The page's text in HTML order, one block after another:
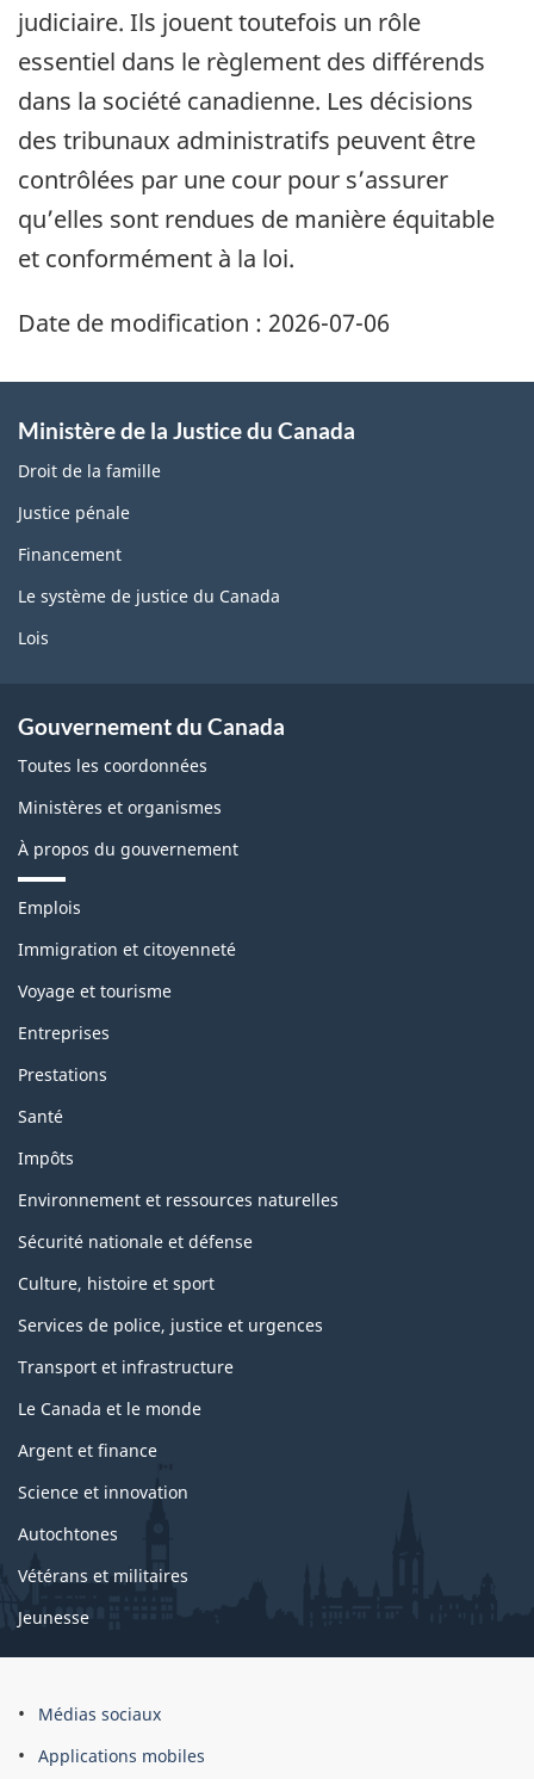
judiciaire. Ils jouent toutefois un rôle
essentiel dans le règlement des différends
dans la société canadienne. Les décisions
des tribunaux administratifs peuvent être
contrôlées par une cour pour s’assurer
qu’elles sont rendues de manière équitable
et conformément à la loi.
Date de modification : 2026-07-06
Ministère de la Justice du Canada
Droit de la famille
Justice pénale
Financement
Le système de justice du Canada
Lois
Gouvernement du Canada
Toutes les coordonnées
Ministères et organismes
À propos du gouvernement
T
è
e
e
t
s
u
e
s
Emplois
Immigration et citoyenneté
Voyage et tourisme
Entreprises
Prestations
Santé
Impôts
Environnement et ressources naturelles
Sécurité nationale et défense
Culture, histoire et sport
Services de police, justice et urgences
Transport et infrastructure
Le Canada et le monde
Argent et finance
Science et innovation
Autochtones
Vétérans et militaires
Jeunesse
Médias sociaux
Applications mobiles